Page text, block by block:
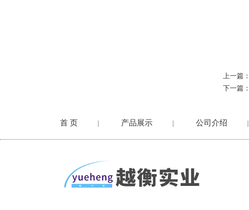
上一篇：
下一篇：
首 页 | 产品展示 | 公司介绍 |